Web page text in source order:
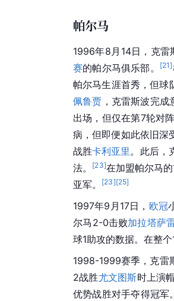
帕尔马
1996年8月14日，克
赛的帕尔马俱乐部。 [21]
帕尔马生涯首秀，但球
佩鲁贾 ，克雷斯波完成
出场，但仅在第7轮对
病，但即便如此依旧深
战胜卡利亚里。此后，
法。 [23]在加盟帕尔马
亚军。
[23][25]
1997年9月17日， 欧冠
尔马 2-0击败加拉塔萨
球1助攻的数据。在整
1998-1999赛季，克雷
2战胜尤文图斯时上演
优势战胜对手夺得冠军